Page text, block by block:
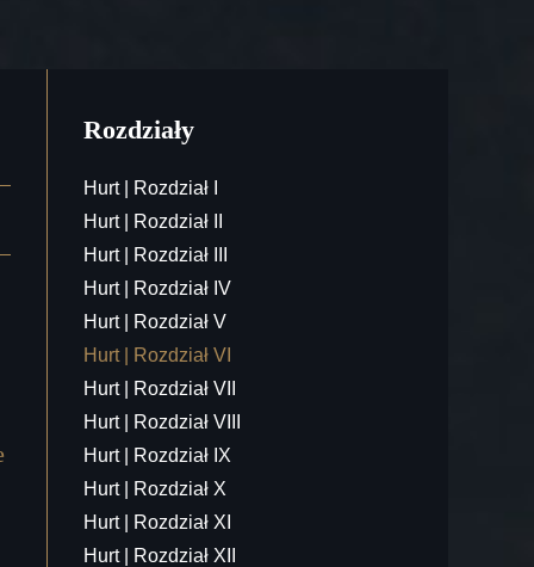
Rozdziały
Hurt | Rozdział I
Hurt | Rozdział II
Hurt | Rozdział III
Hurt | Rozdział IV
Hurt | Rozdział V
Hurt | Rozdział VI
Hurt | Rozdział VII
Hurt | Rozdział VIII
Hurt | Rozdział IX
Hurt | Rozdział X
Hurt | Rozdział XI
Hurt | Rozdział XII